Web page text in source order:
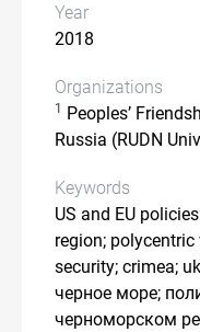
Year
2018
Organizations
1
Peoples’
Russia (RUDN
Keywords
US and EU
region; polycentric
security; crimea;
черное море;
черноморском